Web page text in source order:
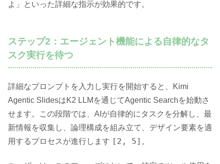
よ」といった詳細な指示が効果的です。
ステップ2：エージェント機能による自律的なタ
スク実行を待つ
詳細なプロンプトを入力し実行を開始すると、Kimi
Agentic SlidesはK2 LLMを通じてAgentic Searchを始動さ
せます。この段階では、AIが自律的にタスクを分解し、最
新情報を収集し、論理構成を組み立て、デザイン要素を適
用するプロセスが進行します [2, 5] 。